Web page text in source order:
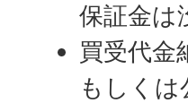
保証金は
買受代金
もしく